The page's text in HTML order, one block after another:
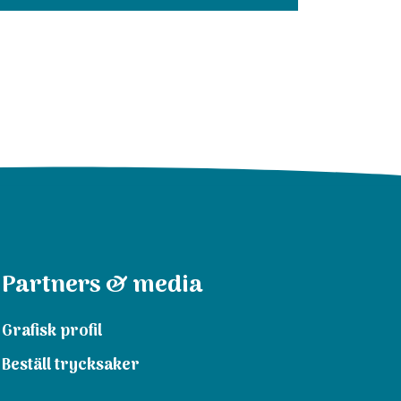
Partners & media
Grafisk profil
Beställ trycksaker